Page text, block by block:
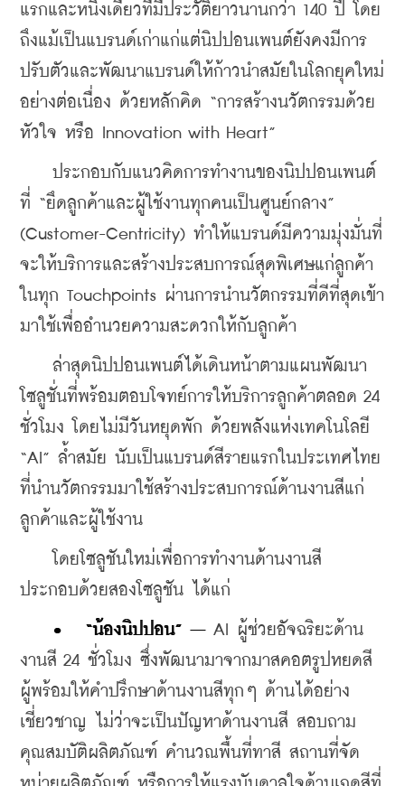
แรกและหนึ่งเดียวที่มีประวัติยาวนานกว่า 140 ปี โดย
ถึงแม้เป็นแบรนด์เก่าแก่แต่นิปปอนเพนต์ยังคงมีการ
ปรับตัวและพัฒนาแบรนด์ให้ก้าวนำสมัยในโลกยุคใหม่
อย่างต่อเนื่อง ด้วยหลักคิด “การสร้างนวัตกรรมด้วย
หัวใจ หรือ Innovation with Heart”
ประกอบกับแนวคิดการทำงานของนิปปอนเพนต์
ที่ “ยึดลูกค้าและผู้ใช้งานทุกคนเป็นศูนย์กลาง”
(Customer-Centricity) ทำให้แบรนด์มีความมุ่งมั่นที่
จะให้บริการและสร้างประสบการณ์สุดพิเศษแก่ลูกค้า
ในทุก Touchpoints ผ่านการนำนวัตกรรมที่ดีที่สุดเข้า
มาใช้เพื่ออำนวยความสะดวกให้กับลูกค้า
ล่าสุดนิปปอนเพนต์ได้เดินหน้าตามแผนพัฒนา
โซลูชั่นที่พร้อมตอบโจทย์การให้บริการลูกค้าตลอด 24
ชั่วโมง โดยไม่มีวันหยุดพัก ด้วยพลังแห่งเทคโนโลยี
“AI” ล้ำสมัย นับเป็นแบรนด์สีรายแรกในประเทศไทย
ที่นำนวัตกรรมมาใช้สร้างประสบการณ์ด้านงานสีแก่
ลูกค้าและผู้ใช้งาน
โดยโซลูชันใหม่เพื่อการทำงานด้านงานสี
ประกอบด้วยสองโซลูชัน ได้แก่
•	“น้องนิปปอน” – AI ผู้ช่วยอัจฉริยะด้าน
งานสี 24 ชั่วโมง ซึ่งพัฒนามาจากมาสคอตรูปหยดสี
ผู้พร้อมให้คำปรึกษาด้านงานสีทุกๆ ด้านได้อย่าง
เชี่ยวชาญ ไม่ว่าจะเป็นปัญหาด้านงานสี สอบถาม
คุณสมบัติผลิตภัณฑ์ คำนวณพื้นที่ทาสี สถานที่จัด